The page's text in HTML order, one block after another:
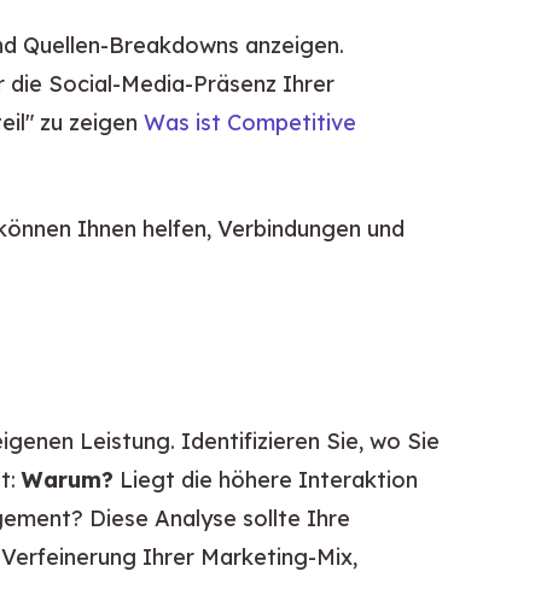
Quellen-Breakdowns anzeigen.
Social-Media-Präsenz Ihrer
zu zeigen Was ist Competitive
Ihnen helfen, Verbindungen und
Leistung. Identifizieren Sie, wo Sie
Warum? Liegt die höhere Interaktion
Diese Analyse sollte Ihre
Ihrer Marketing-Mix,